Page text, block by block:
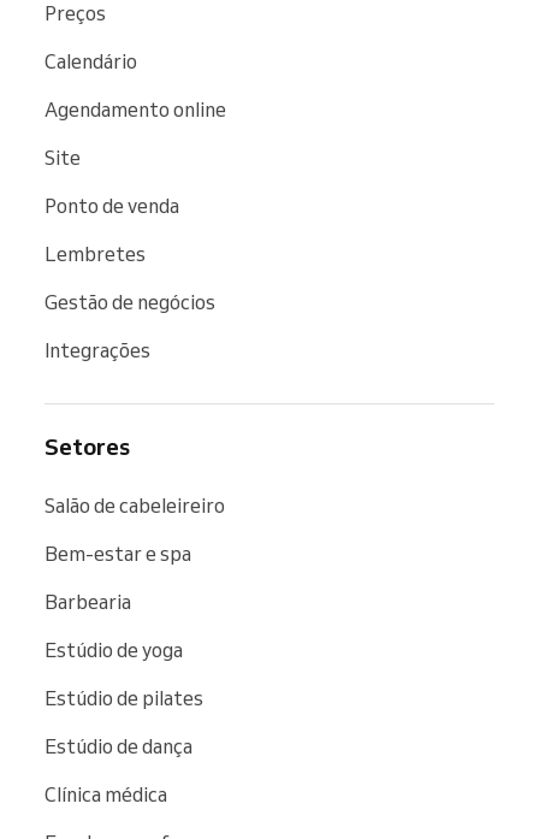
Preços
Calendário
Agendamento online
Site
Ponto de venda
Lembretes
Gestão de negócios
Integrações
Setores
Salão de cabeleireiro
Bem-estar e spa
Barbearia
Estúdio de yoga
Estúdio de pilates
Estúdio de dança
Clínica médica